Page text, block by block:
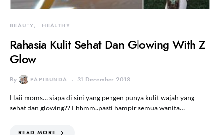
BEAUTY HEALTHY
Rahasia Kulit Sehat Dan Glowing With Z
Glow
By PAPIBUNDA 31 December 2018
Haii moms… siapa di sini yang pengen punya kulit wajah yang
sehat dan glowing?? Ehhmm..pasti hampir semua wanita…
READ MORE